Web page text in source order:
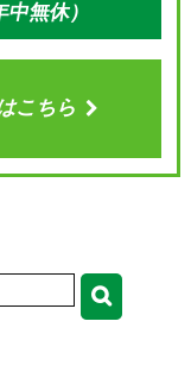
無休）
こちら